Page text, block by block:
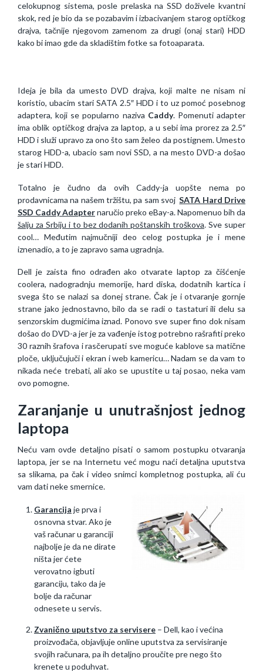
celokupnog sistema, posle prelaska na SSD doživele kvantni
skok, red je bio da se pozabavim i izbacivanjem starog optičkog
drajva, tačnije njegovom zamenom za drugi (onaj stari) HDD
kako bi imao gde da skladištim fotke sa fotoaparata.
Ideja je bila da umesto DVD drajva, koji malte ne nisam ni
koristio, ubacim stari SATA 2.5″ HDD i to uz pomoć posebnog
adaptera, koji se popularno naziva Caddy. Pomenuti adapter
ima oblik optičkog drajva za laptop, a u sebi ima prorez za 2.5″
HDD i služi upravo za ono što sam želeo da postignem. Umesto
starog HDD-a, ubacio sam novi SSD, a na mesto DVD-a došao
je stari HDD.
Totalno je čudno da ovih Caddy-ja uopšte nema po
prodavnicama na našem tržištu, pa sam svojSATA Hard Drive
SSD Caddy Adapternaručio preko eBay-a. Napomenuo bih da
šalju za Srbiju i to bez dodanih poštanskih troškova. Sve super
cool… Međutim najmučniji deo celog postupka je i mene
iznenadio, a to je zapravo sama ugradnja.
Dell je zaista fino odrađen ako otvarate laptop za čišćenje
coolera, nadogradnju memorije, hard diska, dodatnih kartica i
svega što se nalazi sa donej strane. Čak je i otvaranje gornje
strane jako jednostavno, bilo da se radi o tastaturi ili delu sa
senzorskim dugmićima iznad. Ponovo sve super fino dok nisam
došao do DVD-a jer je za vađenje istog potrebno rašrafiti preko
30 raznih šrafova i rasčerupati sve moguće kablove sa matične
ploče, uključujuči i ekran i web kamericu… Nadam se da vam to
nikada neće trebati, ali ako se upustite u taj posao, neka vam
ovo pomogne.
Zaranjanje u unutrašnjost jednog
laptopa
Neću vam ovde detaljno pisati o samom postupku otvaranja
laptopa, jer se na Internetu već mogu naći detaljna uputstva
sa slikama, pa čak i video snimci kompletnog postupka, ali ću
vam dati neke smernice.
Garancija je prva i
osnovna stvar. Ako je
vaš računar u garanciji
najbolje je da ne dirate
ništa jer ćete
verovatno igbuti
garanciju, tako da je
bolje da računar
odnesete u servis.
Zvanično uputstvo za servisere – Dell, kao i većina
proizvođača, objavljuje online uputstva za servisiranje
svojih računara, pa ih detaljno proučite pre nego što
krenete u poduhvat.